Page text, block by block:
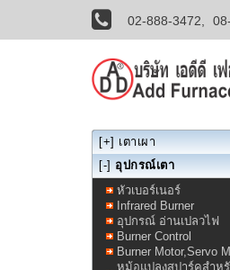
02-888-3472,
[+] เตาเผา
[-] อุปกรณ์เตา
หัวเบอร์เนอร์
Infrared Burner
อุปกรณ์ อ่านเปลวไฟ
Burner Control
Burner Motor,Servo
หม้อแปลงสปาร์คสำห